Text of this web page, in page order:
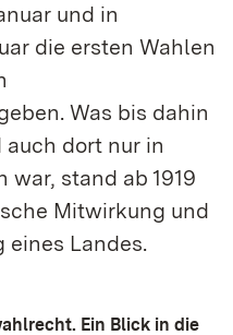
und in
die ersten Wahlen
Was bis dahin
dort nur in
stand ab 1919
Mitwirkung und
eines Landes.
Ein Blick in die